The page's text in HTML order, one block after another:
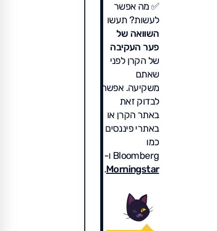
✅ מה אפשר
לעשות? תעשו
השוואה של
פער העקיבה
של הקרן לפני
שאתם
משקיעה. אפשר
לבדוק זאת
באתר הקרן או
באתרי פיננסים
כמו
Bloomberg ו-
Morningstar
.